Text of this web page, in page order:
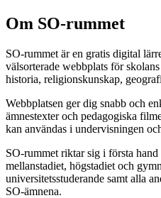
Om SO-rummet
SO-rummet är en gratis digital
välsorterade webbplats för
historia, religionskunskap,
Webbplatsen ger dig snabb och
ämnestexter och pedagogiska
kan användas i undervisningen
SO-rummet riktar sig i första
mellanstadiet, högstadiet och
universitetsstuderande samt alla
SO-ämnena.